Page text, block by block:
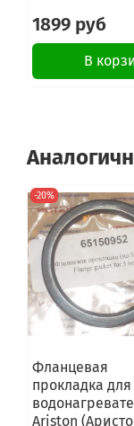
1899 руб
В
-20%
Фланцевая
прокладка для
Ariston